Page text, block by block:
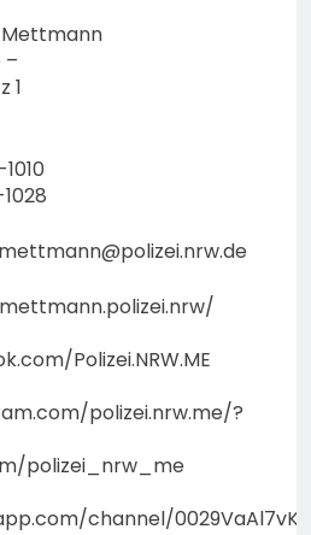
–
1
Polizei.NRW.ME
polizei.nrw.me/?
polizei_nrw_me
channel/